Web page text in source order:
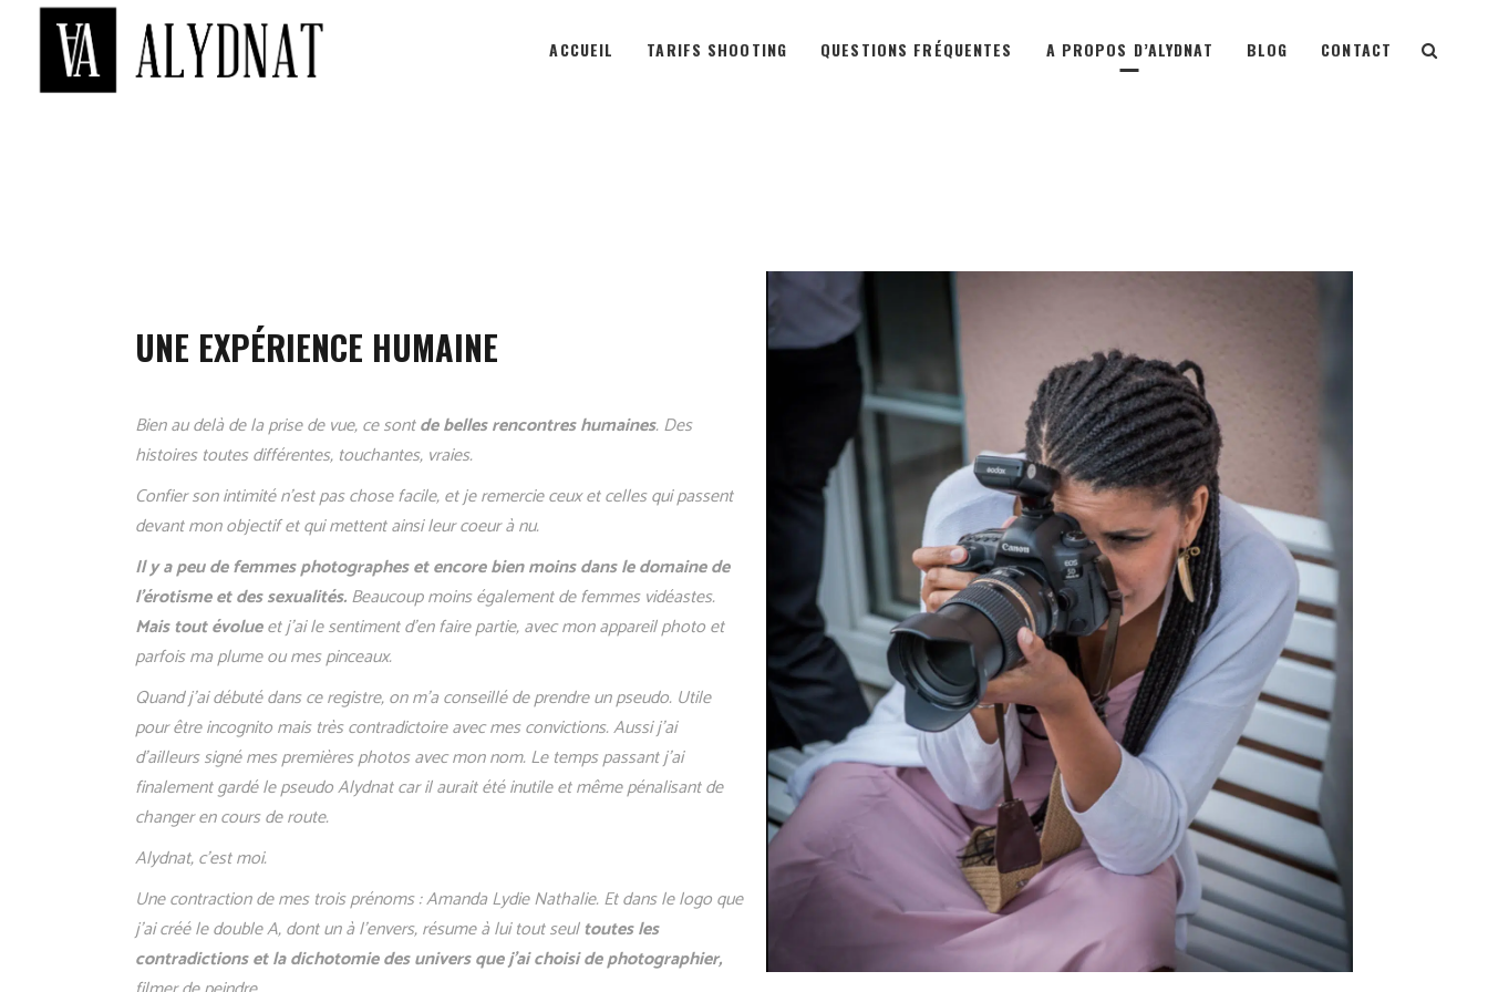
ACCUEIL TARIFS SHOOTING QUESTIONS FRÉQUENTES A PROPOS D’ALYDNAT BLOG CONTACT
UNE EXPÉRIENCE HUMAINE
Bien au delà de la prise de vue, ce sontde belles rencontres humaines. Des
histoires toutes différentes, touchantes, vraies.
Confier son intimité n’est pas chose facile, et je remercie ceux et celles qui passent
devant mon objectif et qui mettent ainsi leur coeur à nu.
Il y a peu de femmes photographes et encore bien moins dans le domaine de
l’érotisme et des sexualités.Beaucoup moins également de femmes vidéastes.
Mais tout évolueet j’ai le sentiment d’en faire partie, avec mon appareil photo et
parfois ma plume ou mes pinceaux.
Quand j’ai débuté dans ce registre, on m’a conseillé de prendre un pseudo. Utile
pour être incognito mais très contradictoire avec mes convictions. Aussi j’ai
d’ailleurs signé mes premières photos avec mon nom. Le temps passant j’ai
finalement gardé le pseudo Alydnat car il aurait été inutile et même pénalisant de
changer en cours de route.
Alydnat, c’est moi.
Une contraction de mes trois prénoms : Amanda Lydie Nathalie. Et dans le logo que
j’ai créé le double A, dont un à l’envers, résume à lui tout seultoutes les
contradictions et la dichotomie des univers que j’ai choisi de photographier,